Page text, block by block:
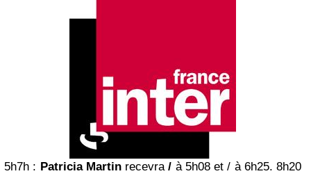
5h7h : Patricia Martinrecevra/ à 5h08 et / à 6h25. 8h20